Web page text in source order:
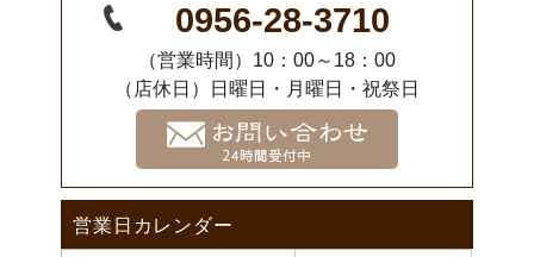
0956-28-3710
（営業時間）10：00～18：00
（店休日）日曜日・月曜日・祝祭日
営業日カレンダー